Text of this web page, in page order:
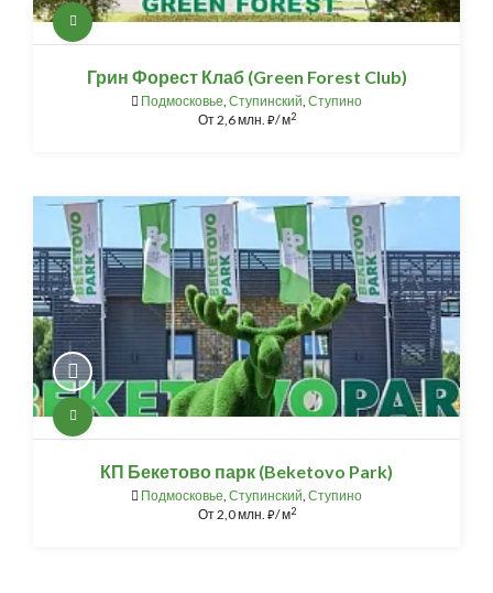
Грин Форест Клаб (Green Forest Club)
Подмосковье, Ступинский, Ступино
От2,6 млн. ⃏/ м2
КП Бекетово парк (Beketovo Park)
Подмосковье, Ступинский, Ступино
От2,0 млн. ⃏/ м2